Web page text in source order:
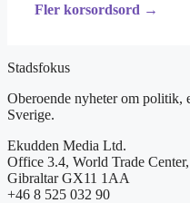
Fler korsordsord →
Stadsfokus
Oberoende nyheter om politik,
Sverige.
Ekudden Media Ltd.
Office 3.4, World Trade
Gibraltar GX11 1AA
+46 8 525 032 90